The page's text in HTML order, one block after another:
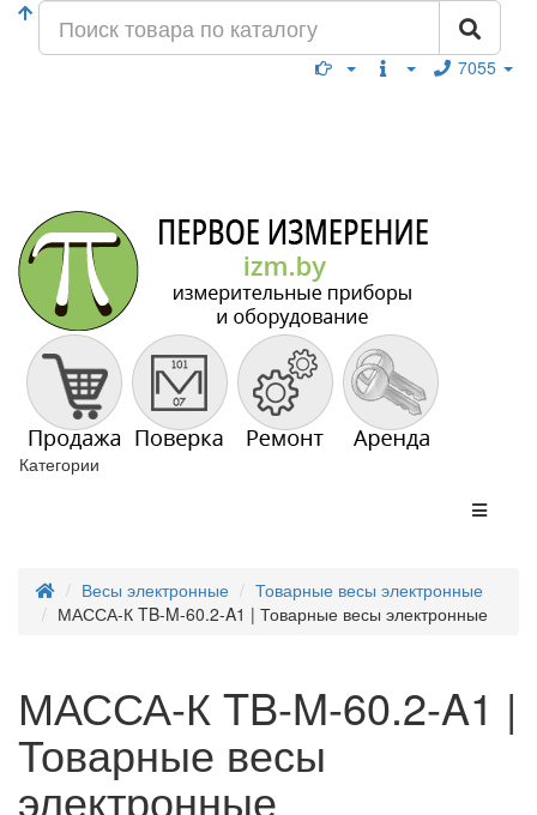
7055
Категории
Весы электронные
Товарные весы электронные
МАССА-К TB-M-60.2-A1 | Товарные весы электронные
МАССА-К TB-M-60.2-A1 |
Товарные весы
электронные